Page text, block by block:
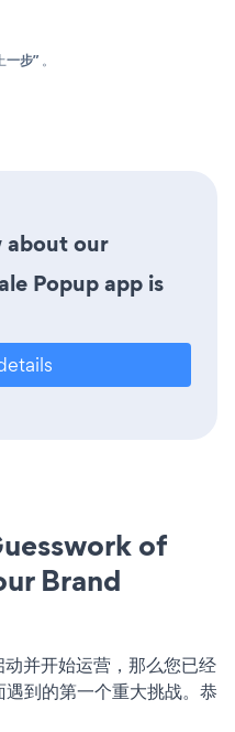
一步” 。
about our
Popup app is
of
Brand
并开始运营，那么您已经
到的第一个重大挑战。恭